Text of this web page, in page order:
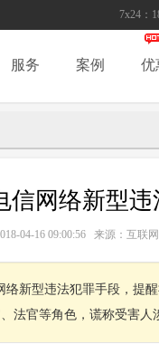
7x24：
服务 案例 优
信网络新型
04-16 09:00:56 来源：互联
新型违法犯罪手段，提
法官等角色，谎称受害